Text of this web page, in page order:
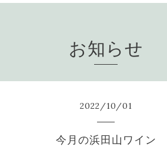
お知らせ
2022/10/01
今月の浜田山ワイン